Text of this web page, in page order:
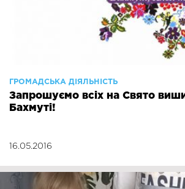
ГРОМАДСЬКА ДІЯЛЬНІСТЬ
Запрошуємо всіх на Свято
Бахмуті!
16.05.2016